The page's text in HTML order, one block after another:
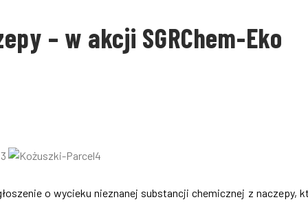
– w akcji SGRChem-Eko
o wycieku nieznanej substancji chemicznej z naczepy,